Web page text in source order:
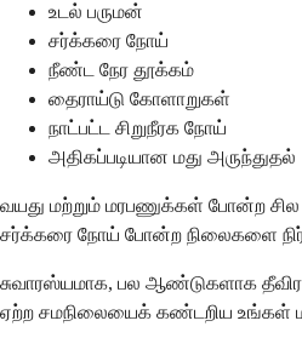
உடல் பருமன்
சர்க்கரை நோய்
நீண்ட நேர தூக்கம்
தைராய்டு கோளாறுகள்
நாட்பட்ட சிறுநீரக நோய்
அதிகப்படியான மது அருந்துதல்
வயது மற்றும் மரபணுக்கள் போன்ற
சர்க்கரை நோய் போன்ற நிலைகளை
சுவாரஸ்யமாக, பல ஆண்டுகளாக தீவிர
ஏற்ற சமநிலையைக் கண்டறிய உங்கள்